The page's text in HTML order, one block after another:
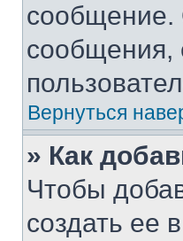
сообщение.
сообщения,
Вернуться
» Как
Чтобы
создать ее